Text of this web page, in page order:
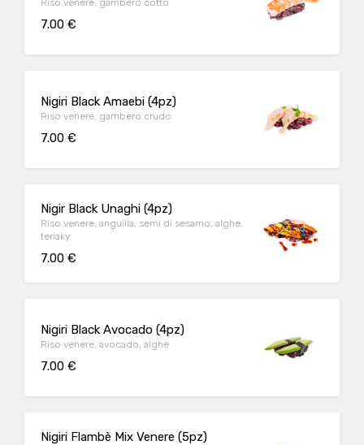
7.00 €
Nigiri Black Amaebi (4pz)
Riso venere, gambero crudo
7.00 €
Nigir Black Unaghi (4pz)
Riso venere, anguilla, semi di sesamo, alghe,
teriaky
7.00 €
Nigiri Black Avocado (4pz)
Riso venere, avocado, alghe
7.00 €
Nigiri Flambè Mix Venere (5pz)